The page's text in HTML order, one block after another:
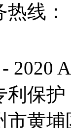
线：
2020
利保
市黄